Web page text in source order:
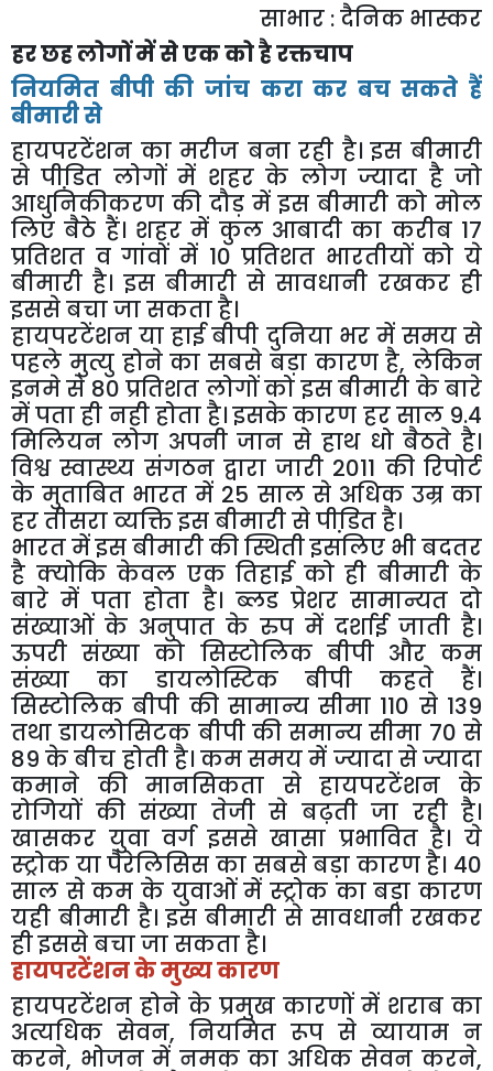
साभार : दैनिक भास्कर
हर छह लोगों में से एक को है रक्तचाप
नियमित बीपी की जांच करा कर बच सकते हैं
बीमारी से
हायपरटेंशन का मरीज बना रही है। इस बीमारी
से पीडि़त लोगों में शहर के लोग ज्यादा है जो
आधुनिकीकरण की दौड़ में इस बीमारी को मोल
लिए बैठे हैं। शहर में कुल आबादी का करीब 17
प्रतिशत व गांवों में 10 प्रतिशत भारतीयों को ये
बीमारी है। इस बीमारी से सावधानी रखकर ही
इससे बचा जा सकता है।
हायपरटेंशन या हाई बीपी दुनिया भर में समय से
पहले मुत्यु होने का सबसे बड़ा कारण है, लेकिन
इनमे से 80 प्रतिशत लोगों को इस बीमारी के बारे
में पता ही नही होता है। इसके कारण हर साल 9.4
मिलियन लोग अपनी जान से हाथ धो बैठते है।
विश्व स्वास्थ्य संगठन द्वारा जारी 2011 की रिपोर्ट
के मुताबित भारत में 25 साल से अधिक उम्र का
हर तीसरा व्यक्ति इस बीमारी से पीडि़त है।
भारत में इस बीमारी की स्थिती इसलिए भी बदतर
है क्योकि केवल एक तिहाई को ही बीमारी के
बारे में पता होता है। ब्लड प्रेशर सामान्यत दो
संख्याओं के अनुपात के रुप में दर्शाई जाती है।
ऊपरी संख्या को सिस्टोलिक बीपी और कम
संख्या का डायलोस्टिक बीपी कहते हैं।
सिस्टोलिक बीपी की सामान्य सीमा 110 से 139
तथा डायलोसिटक बीपी की समान्य सीमा 70 से
89 के बीच होती है। कम समय में ज्यादा से ज्यादा
कमाने की मानसिकता से हायपरटेंशन के
रोगियों की संख्या तेजी से बढ़ती जा रही है।
खासकर युवा वर्ग इससे खासा प्रभावित है। ये
स्ट्रोक या पैरेलिसिस का सबसे बड़ा कारण है। 40
साल से कम के युवाओं में स्ट्रोक का बड़ा कारण
यही बीमारी है। इस बीमारी से सावधानी रखकर
ही इससे बचा जा सकता है।
हायपरटेंशन के मुख्य कारण
हायपरटेंशन होने के प्रमुख कारणों में शराब का
अत्यधिक सेवन, नियमित रूप से व्यायाम न
करने, भोजन में नमक का अधिक सेवन करने,